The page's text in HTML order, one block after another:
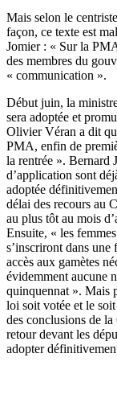
Mais selon le
façon, ce texte est
Jomier : « Sur la
des membres du
« communication ».
Début juin, la
sera adoptée et
Olivier Véran a dit
PMA, enfin de
la rentrée ». Bernard
d’application sont
adoptée
délai des recours au
au plus tôt au mois
Ensuite, « les
s’inscriront dans une
accès aux gamètes
évidemment aucune
quinquennat ». Mais
loi soit votée et le
des conclusions de
retour devant les
adopter